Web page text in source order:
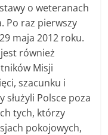
o weteranach
Po raz pierwszy
maja 2012 roku.
również
Misji
szacunku i
Polsce poza
tych, którzy
pokojowych,